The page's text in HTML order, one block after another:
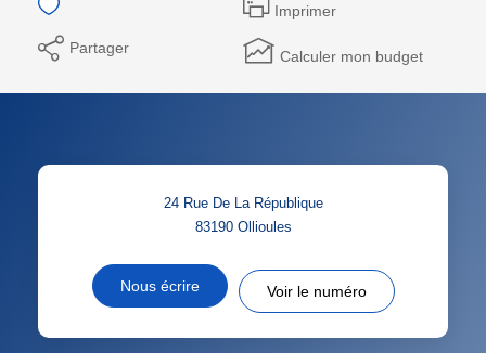
Imprimer
Partager Calculer mon budget
24 Rue De La République
83190 Ollioules
Nous écrire Voir le numéro